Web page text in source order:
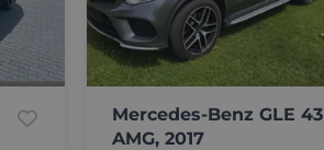
Mercedes-Benz GLE 43
AMG, 2017